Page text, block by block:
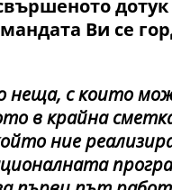
дотук
Ви се
неща, с които
в крайна
ние